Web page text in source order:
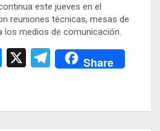
este jueves en el
reuniones técnicas, mesas de
los medios de comunicación.
M
n
X
T
gr
Share